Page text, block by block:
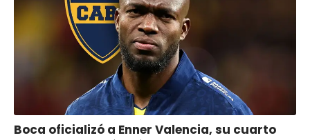
Boca oficializó a Enner Valencia, su cuarto